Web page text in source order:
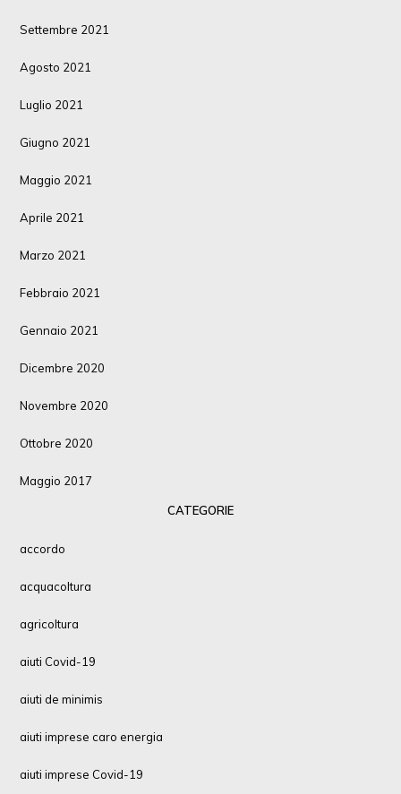
Settembre 2021
Agosto 2021
Luglio 2021
Giugno 2021
Maggio 2021
Aprile 2021
Marzo 2021
Febbraio 2021
Gennaio 2021
Dicembre 2020
Novembre 2020
Ottobre 2020
Maggio 2017
CATEGORIE
accordo
acquacoltura
agricoltura
aiuti Covid-19
aiuti de minimis
aiuti imprese caro energia
aiuti imprese Covid-19